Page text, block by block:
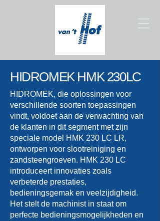
HIDROMEK HMK 230LC
HIDROMEK, die oplossingen voor
verschillende soorten toepassingen
vindt, voldoet aan de verwachting van
de klanten in dit segment met zijn
speciale model HMK 230 LC LR,
ontworpen voor slootreiniging en
zandsteengroeven. HMK 230 LC
introduceert innovaties zoals
verbeterde prestaties,
bedieningsgemak en veelzijdigheid.
Het stelt de machinist in staat om
perfecte bedieningsmogelijkheden en